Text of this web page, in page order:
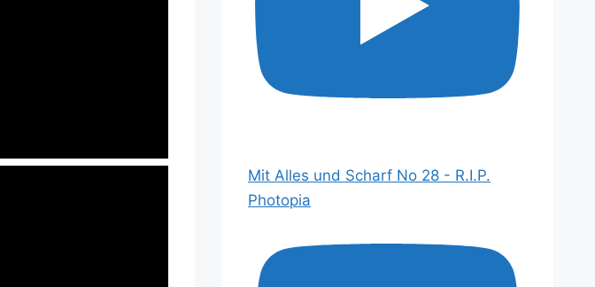
Mit Alles und Scharf No 28 - R.I.P.
Photopia